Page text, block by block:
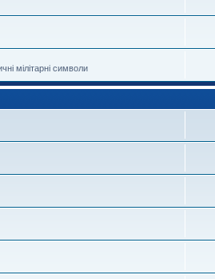
мілітарні символи